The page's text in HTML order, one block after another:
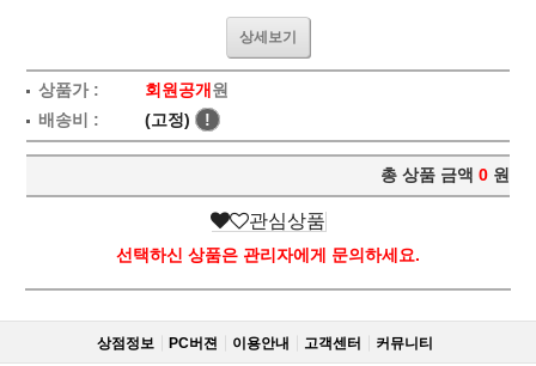
상세보기
상품가 : 회원공개원
배송비 :
(고정) !
총 상품 금액 0 원
관심상품
선택하신 상품은 관리자에게 문의하세요.
상점정보 PC버젼 이용안내 고객센터 커뮤니티